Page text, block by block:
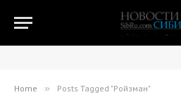
Home » Posts Tagged "Ройзман"